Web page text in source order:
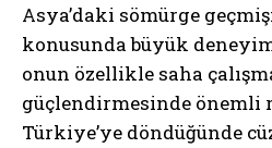
Asya’daki sömürge
konusunda büyük
onun özellikle saha
güçlendirmesinde önemli
Türkiye’ye döndüğünde